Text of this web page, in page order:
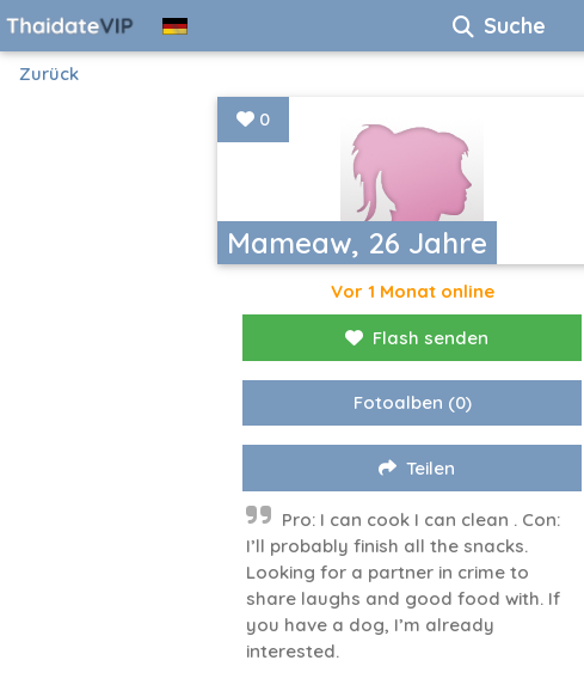
Suche
Zurück
Mameaw, 26 Jahre
0
Vor 1 Monat online
Flash senden
Fotoalben (0)
Teilen
Pro: I can cook I can clean . Con:
I’ll probably finish all the snacks.
Looking for a partner in crime to
share laughs and good food with. If
you have a dog, I’m already
interested.